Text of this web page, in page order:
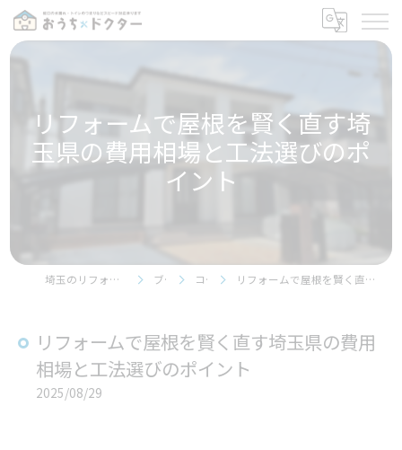
リフォームで屋根を賢く直す埼
玉県の費用相場と工法選びのポ
イント
埼玉のリフォームならおうちドクター ブログ コラム リフォームで屋根を賢く直す埼玉県の費用相場と工法選びのポイント
リフォームで屋根を賢く直す埼玉県の費用
相場と工法選びのポイント
2025/08/29